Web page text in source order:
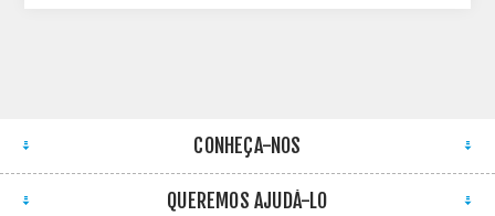
CONHEÇA-NOS
QUEREMOS AJUDÁ-LO